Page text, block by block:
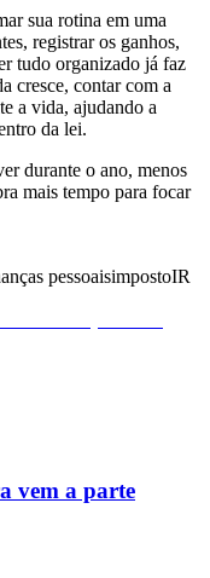
sua rotina em uma
registrar os ganhos,
tudo organizado já faz
cresce, contar com a
a vida, ajudando a
da lei.
durante o ano, menos
mais tempo para focar
pessoaisimpostoIR
vem a parte